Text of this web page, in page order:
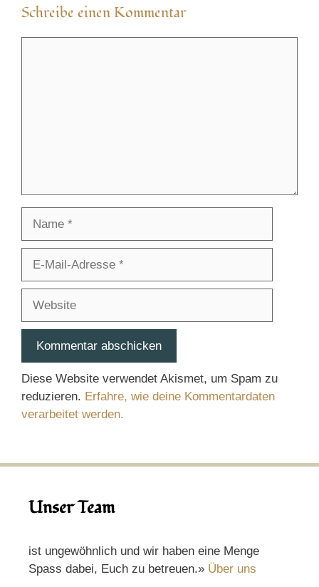
Schreibe einen Kommentar
Adresse
Diese Website verwendet Akismet, um Spam zu
reduzieren. Erfahre, wie deine Kommentardaten
verarbeitet werden.
Unser Team
ist ungewöhnlich und wir haben eine Menge
Spass dabei, Euch zu betreuen.» Über uns